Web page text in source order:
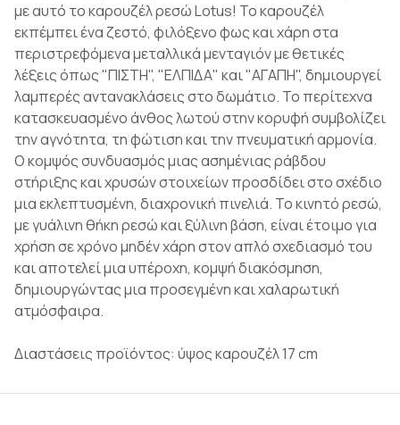
με αυτό το καρουζέλ ρεσώ Lotus! Το καρουζέλ
εκπέμπει ένα ζεστό, φιλόξενο φως και χάρη στα
περιστρεφόμενα μεταλλικά μενταγιόν με θετικές
λέξεις όπως "ΠΙΣΤΗ", "ΕΛΠΙΔΑ" και "ΑΓΑΠΗ", δημιουργεί
λαμπερές αντανακλάσεις στο δωμάτιο. Το περίτεχνα
κατασκευασμένο άνθος λωτού στην κορυφή συμβολίζει
την αγνότητα, τη φώτιση και την πνευματική αρμονία.
Ο κομψός συνδυασμός μιας ασημένιας ράβδου
στήριξης και χρυσών στοιχείων προσδίδει στο σχέδιο
μια εκλεπτυσμένη, διαχρονική πινελιά. Το κινητό ρεσώ,
με γυάλινη θήκη ρεσώ και ξύλινη βάση, είναι έτοιμο για
χρήση σε χρόνο μηδέν χάρη στον απλό σχεδιασμό του
και αποτελεί μια υπέροχη, κομψή διακόσμηση,
δημιουργώντας μια προσεγμένη και χαλαρωτική
ατμόσφαιρα.
Διαστάσεις προϊόντος: ύψος καρουζέλ 17 cm